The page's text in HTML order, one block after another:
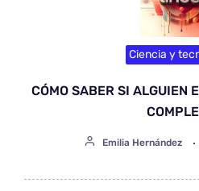
Ciencia y
CÓMO SABER SI ALGUIEN
Emilia Hernández